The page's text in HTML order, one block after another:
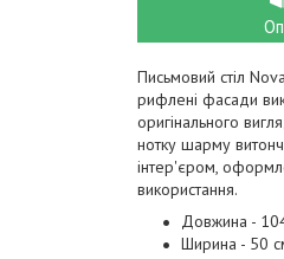
Письмовий стіл
рифлені фасади
оригінального
нотку шарму
інтер'єром,
використання.
Довжина -
Ширина - 50